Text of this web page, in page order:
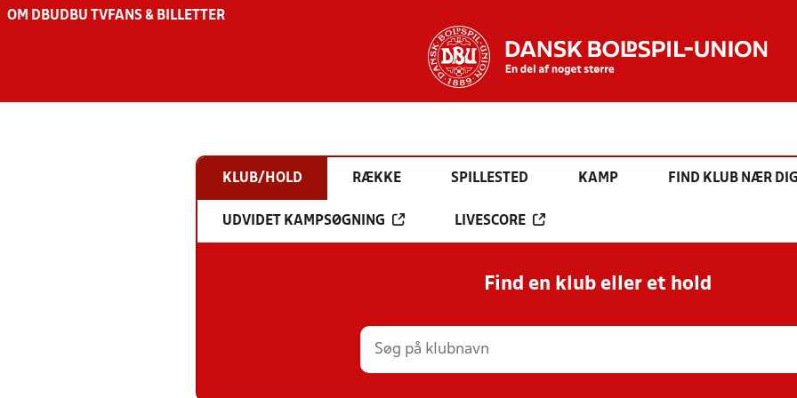
OM DBU DBU TV FANS & BILLETTER
KLUB/HOLD RÆKKE SPILLESTED KAMP FIND KLUB NÆR
UDVIDET KAMPSØGNING LIVESCORE
Find en klub eller et hold